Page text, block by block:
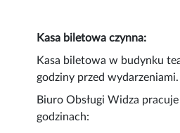
Kasa biletowa czynna:
Kasa biletowa w budynku
godziny przed wydarzeniami.
Biuro Obsługi Widza
godzinach: